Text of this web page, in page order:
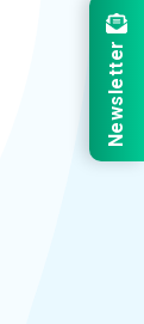
Newsletter